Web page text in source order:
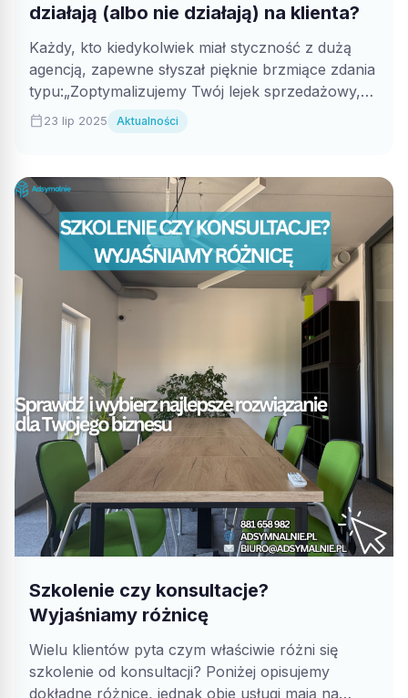
działają (albo nie działają) na klienta?
Każdy, kto kiedykolwiek miał styczność z dużą
agencją, zapewne słyszał pięknie brzmiące zdania
typu:„Zoptymalizujemy Twój lejek sprzedażowy,
dostarczając kompleksową strategię...
calendar_today23 lip 2025 Aktualności
Szkolenie czy konsultacje?
Wyjaśniamy różnicę
Wielu klientów pyta czym właściwie różni się
szkolenie od konsultacji? Poniżej opisujemy
dokładne różnice, jednak obie usługi mają na